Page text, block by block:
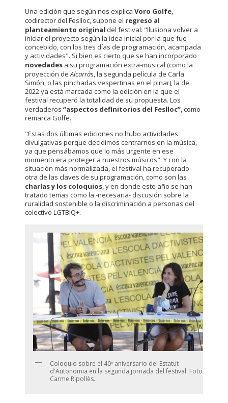
Una edición que según nos explica Voro Golfe,
codirector del Feslloc, supone el regreso al
planteamiento original del festival: "Ilusiona volver a
iniciar el proyecto según la idea inicial por la que fue
concebido, con los tres días de programación, acampada
y actividades". Si bien es cierto que se han incorporado
novedades a su programación extra-musical (como la
proyección deAlcarràs, la segunda película de Carla
Simón, o las pinchadas vespertinas en el pinar), la de
2022 ya está marcada como la edición en la que el
festival recuperó la totalidad de su propuesta. Los
verdaderos “aspectos definitorios del Feslloc”, como
remarca Golfe.
"Estas dos últimas ediciones no hubo actividades
divulgativas porque decidimos centrarnos en la música,
ya que pensábamos que lo más urgente en ese
momento era proteger a nuestros músicos". Y con la
situación más normalizada, el festival ha recuperado
otra de las claves de su programación, como son las
charlas y los coloquios, y en donde este año se han
tratado temas como la -necesaria- discusión sobre la
ruralidad sostenible o la discriminación a personas del
colectivo LGTBIQ+.
Coloquio sobre el 40º aniversario del Estatut
d'Autonomia en la segunda jornada del festival. Foto:
Carme RIpollès.